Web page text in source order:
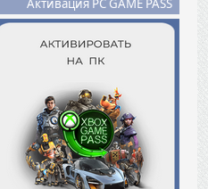
Активация PC GAME PASS